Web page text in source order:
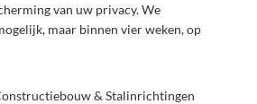
van uw privacy. We
maar binnen vier weken, op
& Stalinrichtingen